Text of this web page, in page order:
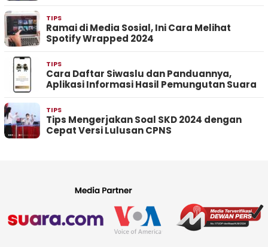
TIPS
Ramai di Media Sosial, Ini Cara Melihat
Spotify Wrapped 2024
TIPS
Cara Daftar Siwaslu dan Panduannya,
Aplikasi Informasi Hasil Pemungutan Suara
TIPS
Tips Mengerjakan Soal SKD 2024 dengan
Cepat Versi Lulusan CPNS